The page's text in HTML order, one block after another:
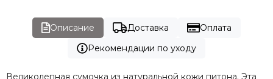
Описание Доставка
Оплата
Рекомендации по уходу
Великолепная сумочка из натуральной кожи питона. Эта